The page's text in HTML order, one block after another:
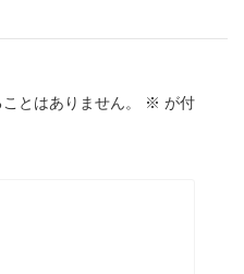
とはありません。 ※ が付